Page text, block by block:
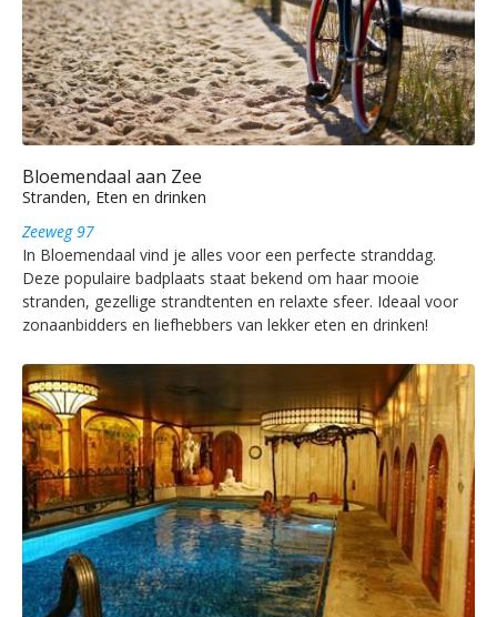
Bloemendaal aan Zee
Stranden, Eten en drinken
Zeeweg 97
In Bloemendaal vind je alles voor een perfecte stranddag.
Deze populaire badplaats staat bekend om haar mooie
stranden, gezellige strandtenten en relaxte sfeer. Ideaal voor
zonaanbidders en liefhebbers van lekker eten en drinken!